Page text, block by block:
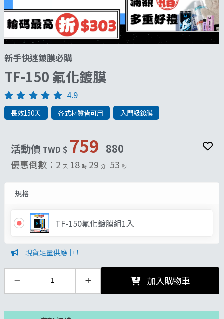
新手快速鍍膜必購
TF-150 氟化鍍膜
4.9
長效150天 各式材質皆可用 入門級鍍膜
活動價 TWD $ 759 880
優惠倒數： 2 天 18 時 29 分 50 秒
規格
TF-150氟化鍍膜組1入
現貨足量供應中！
加入購物車